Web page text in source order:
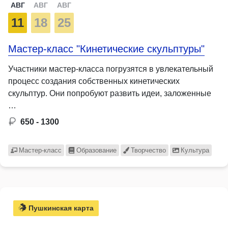
АВГ
11
АВГ
18
АВГ
25
Мастер-класс "Кинетические скульптуры"
Участники мастер-класса погрузятся в увлекательный
процесс создания собственных кинетических
скульптур. Они попробуют развить идеи, заложенные
…
650 - 1300
Мастер-класс Образование Творчество Культура
Пушкинская карта